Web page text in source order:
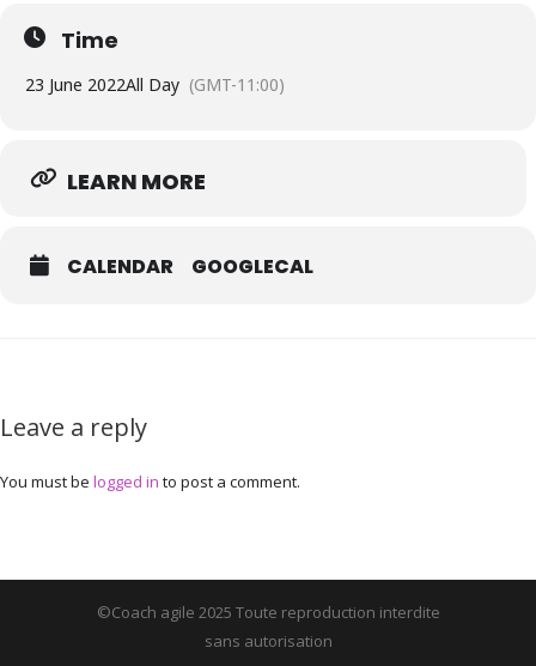
Time
23 June 2022All Day (GMT-11:00)
LEARN MORE
CALENDAR GOOGLECAL
Leave a reply
You must be logged in to post a comment.
©Coach agile 2025 Toute reproduction interdite
sans autorisation